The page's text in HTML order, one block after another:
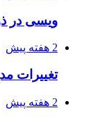
ویسی در
2 هفته پیش
تغییرات
2 هفته پیش